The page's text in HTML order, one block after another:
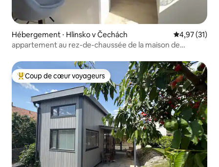
Hébergement ⋅ Hlinsko v Čechách Évaluation
4,97 (31)
appartement au rez-de-chaussée de la maison de
Coups de cœur voyageurs les plus appréciés
Coup de cœur voyageurs